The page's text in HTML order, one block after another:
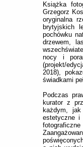
Książka
Grzegorz
oryginalna
brytyjskich
pochówku
drzewem,
nocy i
(projekt/
2018),
świadkami
Podczas
kurator z
każdym,
estetyczne i